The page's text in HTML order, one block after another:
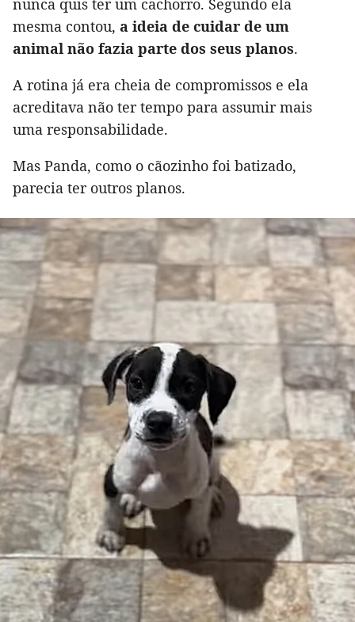
nunca quis ter um cachorro. Segundo ela
mesma contou, a ideia de cuidar de um
animal não fazia parte dos seus planos.
A rotina já era cheia de compromissos e ela
acreditava não ter tempo para assumir mais
uma responsabilidade.
Mas Panda, como o cãozinho foi batizado,
parecia ter outros planos.